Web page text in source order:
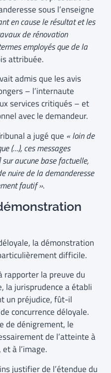
sous l’enseigne
en cause le résultat et les
de rénovation
employés que de la
attribuée.
admis que les avis
– l’internaute
services critiqués – et
avec le demandeur.
a jugé que « loin de
(…), ces messages
aucune base factuelle,
nuire de la demanderesse
fautif ».
la démonstration
difficile.
la preuve du
la jurisprudence a établi
un préjudice, fût-il
concurrence déloyale.
de dénigrement, le
de l’atteinte à
à l’image.
justifier de l’étendue du